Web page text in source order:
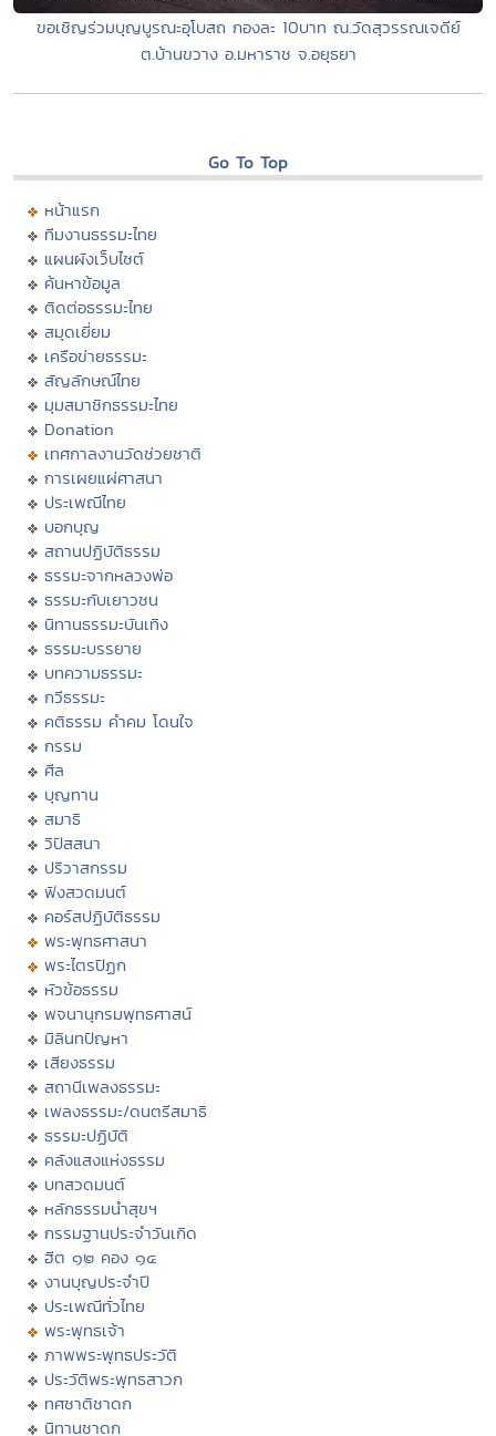
ขอเชิญร่วมบุญบูรณะอุโบสถ กองละ 10บาท ณ.วัดสุวรรณเจดีย์
ต.บ้านขวาง อ.มหาราช จ.อยุธยา
Go To Top
หน้าแรก
ทีมงานธรรมะไทย
แผนผังเว็บไซต์
ค้นหาข้อมูล
ติดต่อธรรมะไทย
สมุดเยี่ยม
เครือข่ายธรรมะ
สัญลักษณ์ไทย
มุมสมาชิกธรรมะไทย
Donation
เทศกาลงานวัดช่วยชาติ
การเผยแผ่ศาสนา
ประเพณีไทย
บอกบุญ
สถานปฏิบัติธรรม
ธรรมะจากหลวงพ่อ
ธรรมะกับเยาวชน
นิทานธรรมะบันเทิง
ธรรมะบรรยาย
บทความธรรมะ
กวีธรรมะ
คติธรรม คำคม โดนใจ
กรรม
ศีล
บุญทาน
สมาธิ
วิปัสสนา
ปริวาสกรรม
ฟังสวดมนต์
คอร์สปฏิบัติธรรม
พระพุทธศาสนา
พระไตรปิฏก
หัวข้อธรรม
พจนานุกรมพุทธศาสน์
มิลินทปัญหา
เสียงธรรม
สถานีเพลงธรรมะ
เพลงธรรมะ/ดนตรีสมาธิ
ธรรมะปฏิบัติ
คลังแสงแห่งธรรม
บทสวดมนต์
หลักธรรมนำสุขฯ
กรรมฐานประจำวันเกิด
ฮีต ๑๒ คอง ๑๔
งานบุญประจำปี
ประเพณีทั่วไทย
พระพุทธเจ้า
ภาพพระพุทธประวัติ
ประวัติพระพุทธสาวก
ทศชาติชาดก
นิทานชาดก